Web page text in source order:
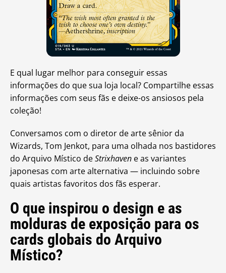
E qual lugar melhor para conseguir essas
informações do que sua loja local? Compartilhe essas
informações com seus fãs e deixe-os ansiosos pela
coleção!
Conversamos com o diretor de arte sênior da
Wizards, Tom Jenkot, para uma olhada nos bastidores
do Arquivo Místico deStrixhaven e as variantes
japonesas com arte alternativa — incluindo sobre
quais artistas favoritos dos fãs esperar.
O que inspirou o design e as
molduras de exposição para os
cards globais do Arquivo
Místico?